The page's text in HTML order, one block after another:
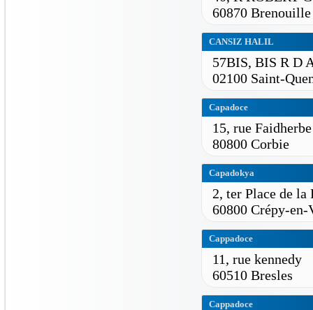
60870 Brenouille
CANSIZ HALIL
57BIS, BIS R D
02100 Saint-
Capadoce
15, rue Faidherbe
80800 Corbie
Capadokya
2, ter Place de la
60800 Crépy-en-
Cappadoce
11, rue kennedy
60510 Bresles
Cappadoce